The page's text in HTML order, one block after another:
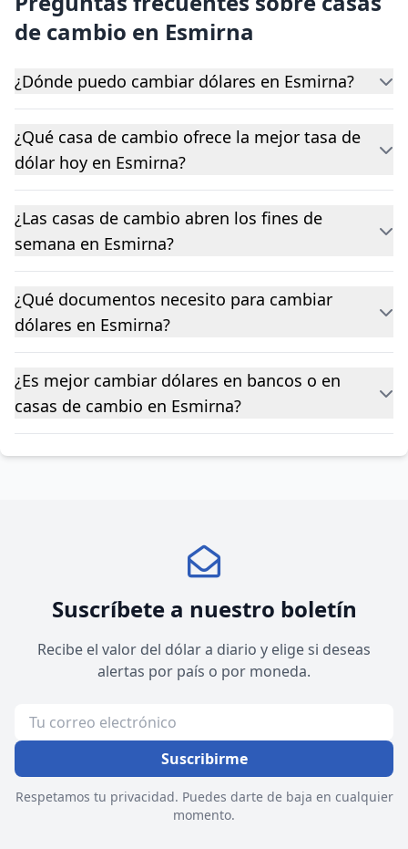
de cambio en Esmirna
¿Dónde puedo cambiar dólares en Esmirna?
¿Qué casa de cambio ofrece la mejor tasa de
dólar hoy en Esmirna?
¿Las casas de cambio abren los fines de
semana en Esmirna?
¿Qué documentos necesito para cambiar
dólares en Esmirna?
¿Es mejor cambiar dólares en bancos o en
casas de cambio en Esmirna?
Suscríbete a nuestro boletín
Recibe el valor del dólar a diario y elige si deseas
alertas por país o por moneda.
Suscribirme
Respetamos tu privacidad. Puedes darte de baja en cualquier
momento.